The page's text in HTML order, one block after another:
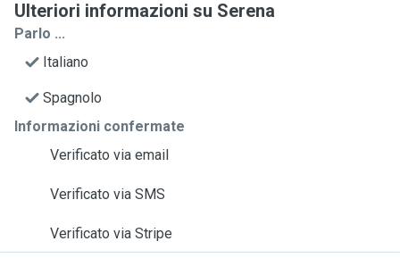
Ulteriori informazioni su Serena
Parlo ...
Italiano
Spagnolo
Informazioni confermate
Verificato via email
Verificato via SMS
Verificato via Stripe